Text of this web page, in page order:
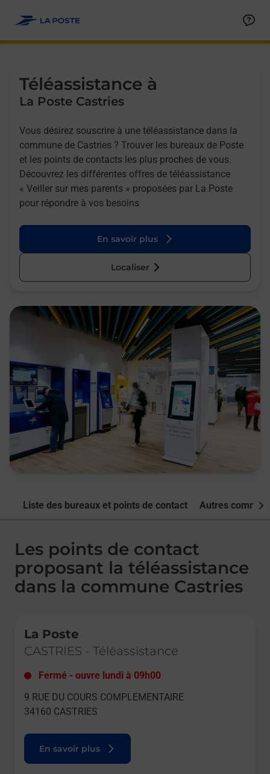
Téléassistance à
La Poste Castries
Vous désirez souscrire à une téléassistance dans la
commune de Castries ? Trouver les bureaux de Poste
et les points de contacts les plus proches de vous.
Découvrez les différentes offres de téléassistance
« Veiller sur mes parents » proposées par La Poste
pour répondre à vos besoins
En savoir plus
Localiser
Liste des bureaux et points de contact Autres
Les points de contact
proposant la téléassistance
dans la commune Castries
La Poste
CASTRIES - Téléassistance
Fermé - ouvre lundi à 09h00
9 RUE DU COURS COMPLEMENTAIRE
34160 CASTRIES
En savoir plus